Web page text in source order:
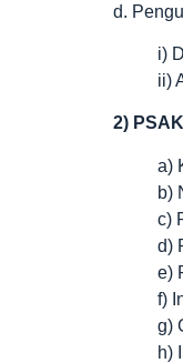
d.
i)
ii)
2)
a)
b)
c)
d)
e)
f)
g)
h)